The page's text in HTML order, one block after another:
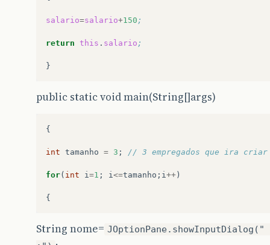
salario=salario+150 ;
return this . salario ;
public static void main(String[]args)
{
int tamanho = 3 ; // 3 empregados que ira criar
for( int i=1 ; i<=tamanho ; i++ )
{
String nome=